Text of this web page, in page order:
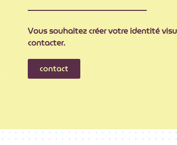
Vous souhaitez créer votre identité
contacter.
contact